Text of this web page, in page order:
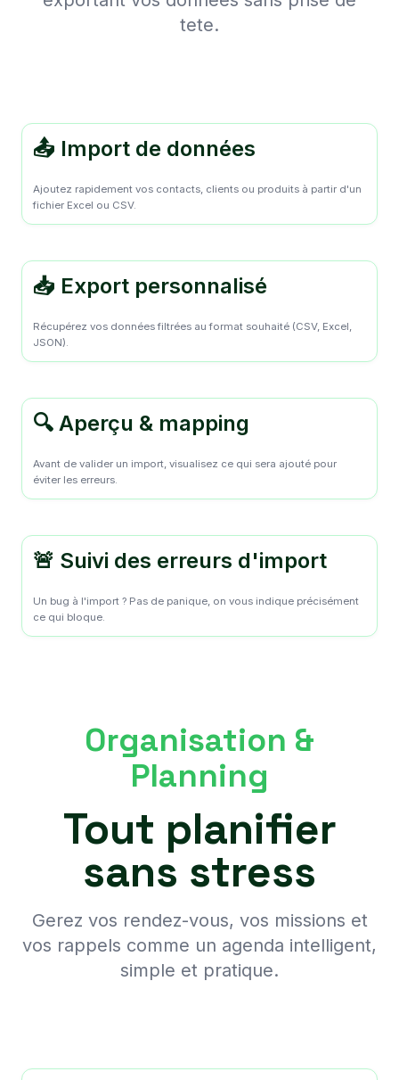
tete.
📤 Import de données
Ajoutez rapidement vos contacts, clients ou produits à partir d'un
fichier Excel ou CSV.
📥 Export personnalisé
Récupérez vos données filtrées au format souhaité (CSV, Excel,
JSON).
🔍 Aperçu & mapping
Avant de valider un import, visualisez ce qui sera ajouté pour
éviter les erreurs.
🚨 Suivi des erreurs d'import
Un bug à l'import ? Pas de panique, on vous indique précisément
ce qui bloque.
Organisation &
Planning
Tout planifier
sans stress
Gerez vos rendez-vous, vos missions et
vos rappels comme un agenda intelligent,
simple et pratique.